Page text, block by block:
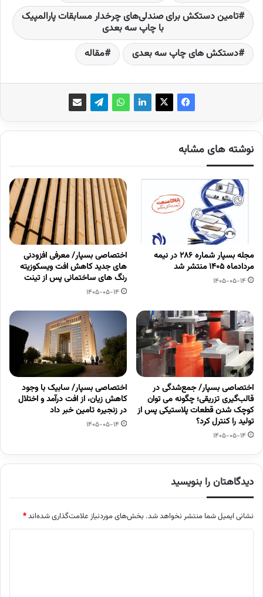
تامین دستکش برای صندلی‌های چرخدار مسابقات پارالمپیک
با چاپ سه بعدی
دستکش های چاپ سه بعدی
مقاله
نوشته های مشابه
مجله بسپار شماره 286 در نیمه
مردادماه 1405 منتشر شد
1405-05-14
اختصاصی بسپار/ معرفی افزودنی
های جدید کاهش افت ویسکوزیته
رنگ های ساختمانی پس از تینت
1405-05-14
اختصاصی بسپار/ جمع‌شدگی در
قالب‌گیری تزریقی؛ چگونه می توان
کوچک شدن قطعات پلاستیکی پس از
تولید را کنترل کرد؟
1405-05-14
اختصاصی بسپار/ سابیک با وجود
کاهش زیان، از افت درآمد و اختلال
در زنجیره تامین خبر داد
1405-05-14
دیدگاهتان را بنویسید
نشانی ایمیل شما منتشر نخواهد شد. بخش‌های موردنیاز علامت‌گذاری شده‌اند*